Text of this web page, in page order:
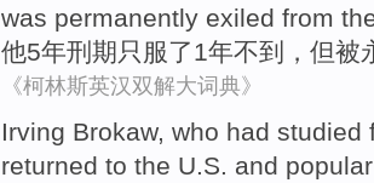
was permanently exiled from
他5年刑期只服了1年不到 ， 但被
《柯林斯英汉双解大词典》
Irving Brokaw, who had studied
returned to the U.S. and